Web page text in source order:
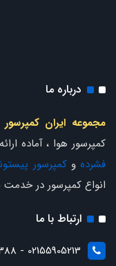
درباره ما
مجموعه ایران کمپرسور
کمپرسور هوا ، آماده
فشرده وکمپرسور
انواع کمپرسور در
ارتباط با ما
02155905213 - 09107601388